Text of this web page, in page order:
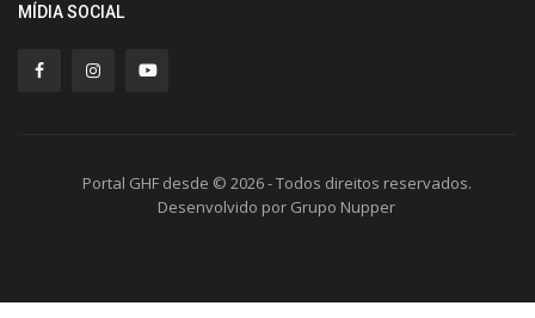
MÍDIA SOCIAL
Portal GHF desde © 2026 - Todos direitos reservados.
Desenvolvido por Grupo Nupper